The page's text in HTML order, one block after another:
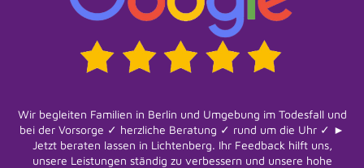
Wir begleiten Familien in Berlin und Umgebung im Todesfall und
bei der Vorsorge ✓ herzliche Beratung ✓ rund um die Uhr ✓ ►
Jetzt beraten lassen in Lichtenberg. Ihr Feedback hilft uns,
unsere Leistungen ständig zu verbessern und unsere hohe